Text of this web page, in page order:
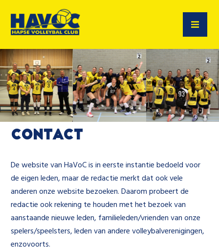
Contact
De website van HaVoC is in eerste instantie bedoeld voor
de eigen leden, maar de redactie merkt dat ook vele
anderen onze website bezoeken. Daarom probeert de
redactie ook rekening te houden met het bezoek van
aanstaande nieuwe leden, familieleden/vrienden van onze
spelers/speelsters, leden van andere volleybalverenigingen,
enzovoorts.